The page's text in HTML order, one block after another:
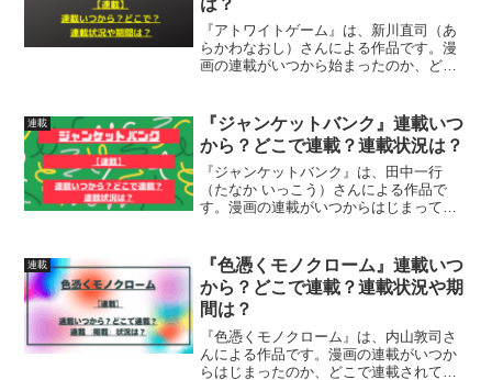
『アトワイトゲーム』は、新川直司（あ
らかわなおし）さんによる作品です。漫
画の連載がいつから始まったのか、どこ
ます
連載
『ジャンケットバンク』連載いつ
から？どこで連載？連載状況は？
『ジャンケットバンク』は、田中一行
（たなか いっこう）さんによる作品で
す。漫画の連載がいつからはじまってい
います
連載
『色憑くモノクローム』連載いつ
から？どこで連載？連載状況や期
間は？
『色憑くモノクローム』は、内山敦司さ
んによる作品です。漫画の連載がいつか
らはじまったのか、どこで連載されてい